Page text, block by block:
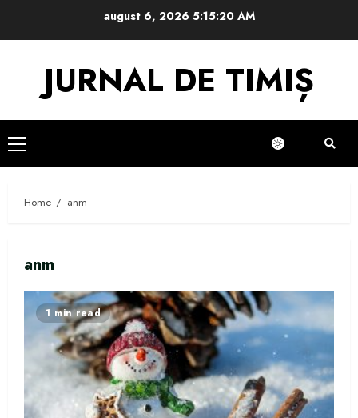
august 6, 20265:15:21 AM
JURNAL DE TIMIȘ
Primary
Menu
Home anm
anm
1 min read